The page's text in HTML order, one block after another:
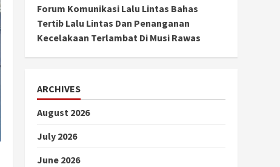
Forum Komunikasi Lalu Lintas Bahas
Tertib Lalu Lintas Dan Penanganan
Kecelakaan Terlambat Di Musi Rawas
ARCHIVES
August 2026
July 2026
June 2026